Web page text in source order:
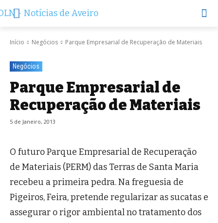
Início Negócios Parque Empresarial de Recuperação de Materiais
Negócios
Parque Empresarial de
Recuperação de Materiais
5 de Janeiro, 2013
O futuro Parque Empresarial de Recuperação
de Materiais (PERM) das Terras de Santa Maria
recebeu a primeira pedra. Na freguesia de
Pigeiros, Feira, pretende regularizar as sucatas e
assegurar o rigor ambiental no tratamento dos